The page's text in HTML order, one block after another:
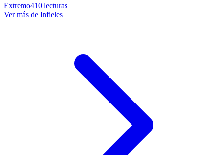
Extremo410 lecturas
Ver más de Infieles